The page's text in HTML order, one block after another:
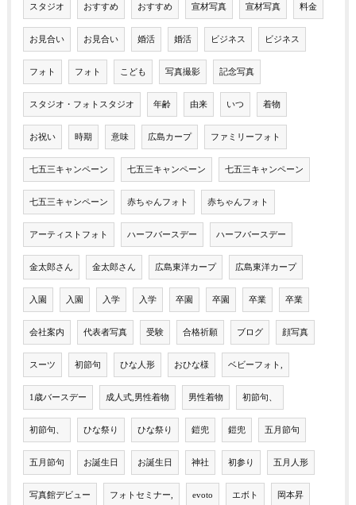
スタジオ おすすめ おすすめ 宣材写真 宣材写真 料金
お見合い お見合い 婚活 婚活 ビジネス ビジネス
フォト フォト こども 写真撮影 記念写真
スタジオ・フォトスタジオ 年齢 由来 いつ 着物
お祝い 時期 意味 広島カープ ファミリーフォト
七五三キャンペーン 七五三キャンペーン 七五三キャンペーン
七五三キャンペーン 赤ちゃんフォト 赤ちゃんフォト
アーティストフォト ハーフバースデー ハーフバースデー
金太郎さん 金太郎さん 広島東洋カープ 広島東洋カープ
入園 入園 入学 入学 卒園 卒園 卒業 卒業
会社案内 代表者写真 受験 合格祈願 ブログ 顔写真
スーツ 初節句 ひな人形 おひな様 ベビーフォト,
1歳バースデー 成人式,男性着物 男性着物 初節句、
初節句、 ひな祭り ひな祭り 鎧兜 鎧兜 五月節句
五月節句 お誕生日 お誕生日 神社 初参り 五月人形
写真館デビュー フォトセミナー, evoto エボト 岡本昇